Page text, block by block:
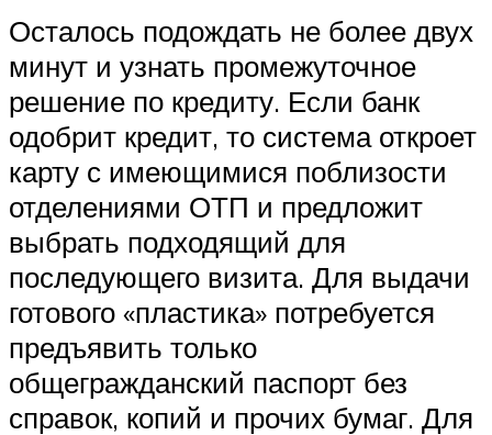
Осталось подождать не более двух
минут и узнать промежуточное
решение по кредиту. Если банк
одобрит кредит, то система откроет
карту с имеющимися поблизости
отделениями ОТП и предложит
выбрать подходящий для
последующего визита. Для выдачи
готового «пластика» потребуется
предъявить только
общегражданский паспорт без
справок, копий и прочих бумаг. Для